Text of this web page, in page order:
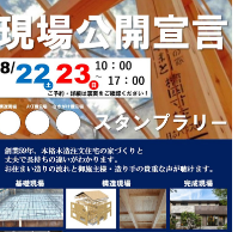
地の方でも現住所の有るお近
い。移住の計画の方もご相談対